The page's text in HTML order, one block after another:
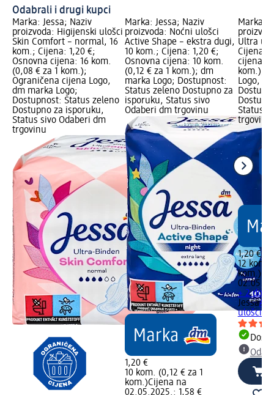
Odabrali i drugi kupci
Marka: Jessa; Naziv
proizvoda: Higijenski ulošci
Skin Comfort – normal, 16
kom.; Cijena: 1,20 €;
Osnovna cijena: 16 kom.
(0,08 € za 1 kom.);
Ograničena cijena Logo,
dm marka Logo;
Dostupnost: Status zeleno
Dostupno za isporuku,
Status sivo Odaberi dm
trgovinu
Marka: Jessa; Naziv
proizvoda: Noćni ulošci
Active Shape – ekstra dugi,
10 kom.; Cijena: 1,20 €;
Osnovna cijena: 10 kom.
(0,12 € za 1 kom.); dm
marka Logo; Dostupnost:
Status zeleno Dostupno za
isporuku, Status sivo
Odaberi dm trgovinu
1,20 €
10 kom. (0,12 € za 1
kom.)Cijena na
02.05.2025.: 1,58 €
Marka:
Ultra
Cijena:
cijena:
kom.);
Logo,
Status
trgovinu
1,20 €
12 kom.
kom.)
+ 2
Jessa
ulošci -